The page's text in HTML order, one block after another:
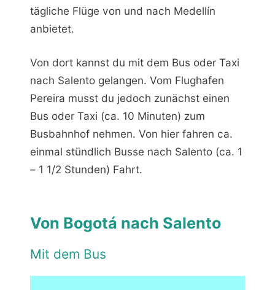
tägliche Flüge von und nach Medellín
anbietet.
Von dort kannst du mit dem Bus oder Taxi
nach Salento gelangen. Vom Flughafen
Pereira musst du jedoch zunächst einen
Bus oder Taxi (ca. 10 Minuten) zum
Busbahnhof nehmen. Von hier fahren ca.
einmal stündlich Busse nach Salento (ca. 1
– 1 1/2 Stunden) Fahrt.
Von Bogotá nach Salento
Mit dem Bus